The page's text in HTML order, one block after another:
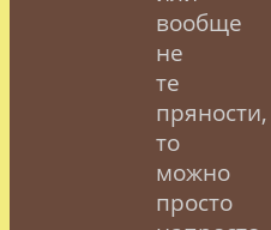
вообще
не
те
пряности,
то
можно
просто